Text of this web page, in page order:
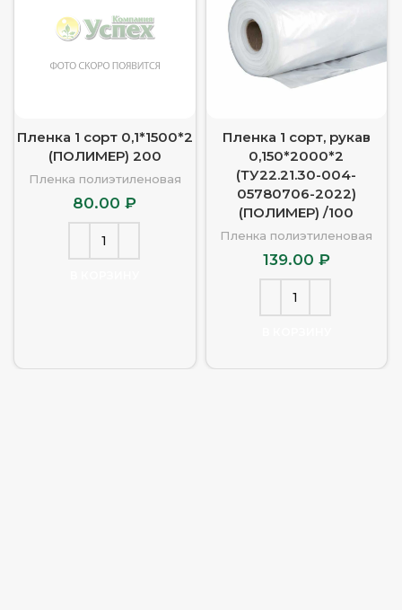
Пленка 1 сорт 0,1*1500*2
(ПОЛИМЕР) 200
Пленка полиэтиленовая
80.00₽
Пленка 1 сорт, рукав
0,150*2000*2
(ТУ22.21.30-004-
05780706-2022)
(ПОЛИМЕР) /100
Пленка полиэтиленовая
139.00 ₽